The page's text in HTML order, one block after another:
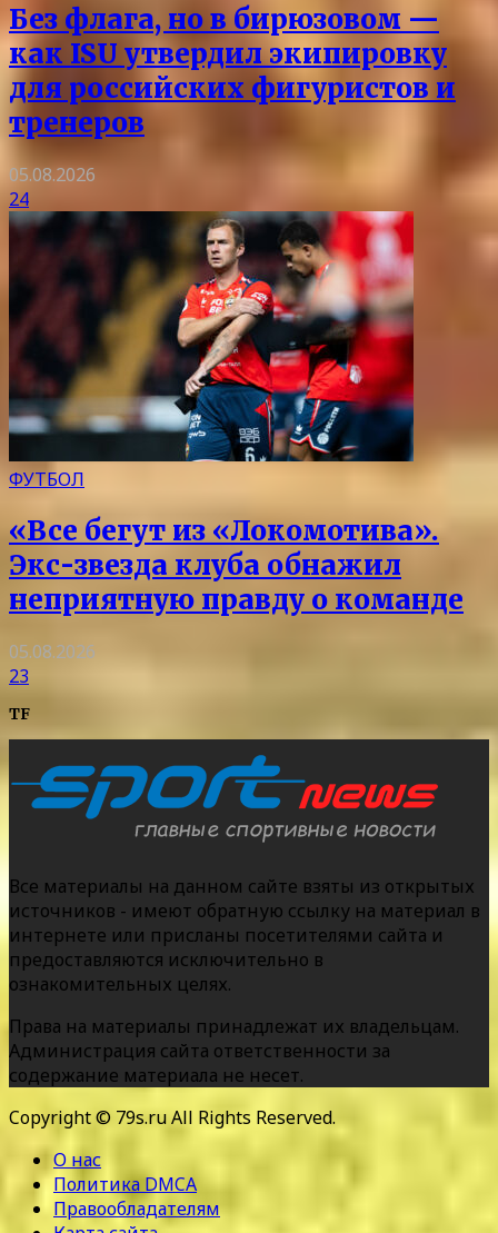
Без флага, но в бирюзовом —
как ISU утвердил экипировку
для российских фигуристов и
тренеров
05.08.2026
24
ФУТБОЛ
«Все бегут из «Локомотива».
Экс-звезда клуба обнажил
неприятную правду о команде
05.08.2026
23
TF
Все материалы на данном сайте взяты из открытых
источников - имеют обратную ссылку на материал в
интернете или присланы посетителями сайта и
предоставляются исключительно в
ознакомительных целях.
Права на материалы принадлежат их владельцам.
Администрация сайта ответственности за
содержание материала не несет.
Copyright © 79s.ru All Rights Reserved.
О нас
Политика DMCA
Правообладателям